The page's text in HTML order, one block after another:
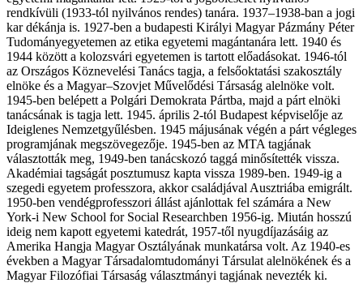
rendkívüli (1933-tól nyilvános rendes) tanára. 1937–1938-ban a jogi
kar dékánja is. 1927-ben a budapesti Királyi Magyar Pázmány Péter
Tudományegyetemen az etika egyetemi magántanára lett. 1940 és
1944 között a kolozsvári egyetemen is tartott előadásokat. 1946-tól
az Országos Köznevelési Tanács tagja, a felsőoktatási szakosztály
elnöke és a Magyar–Szovjet Művelődési Társaság alelnöke volt.
1945-ben belépett a Polgári Demokrata Pártba, majd a párt elnöki
tanácsának is tagja lett. 1945. április 2-tól Budapest képviselője az
Ideiglenes Nemzetgyűlésben. 1945 májusának végén a párt végleges
programjának megszövegezője. 1945-ben az MTA tagjának
választották meg, 1949-ben tanácskozó taggá minősítették vissza.
Akadémiai tagságát posztumusz kapta vissza 1989-ben. 1949-ig a
szegedi egyetem professzora, akkor családjával Ausztriába emigrált.
1950-ben vendégprofesszori állást ajánlottak fel számára a New
York-i New School for Social Researchben 1956-ig. Miután hosszú
ideig nem kapott egyetemi katedrát, 1957-től nyugdíjazásáig az
Amerika Hangja Magyar Osztályának munkatársa volt. Az 1940-es
években a Magyar Társadalomtudományi Társulat alelnökének és a
Magyar Filozófiai Társaság választmányi tagjának nevezték ki.